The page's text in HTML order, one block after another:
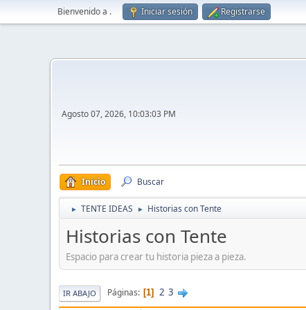
Bienvenido a . Iniciar sesión Registrarse
Agosto 07, 2026, 10:03:03 PM
Inicio Buscar
► TENTE IDEAS ► Historias con Tente
Historias con Tente
Espacio para crear tu historia pieza a pieza.
IR ABAJO Páginas 1 2 3